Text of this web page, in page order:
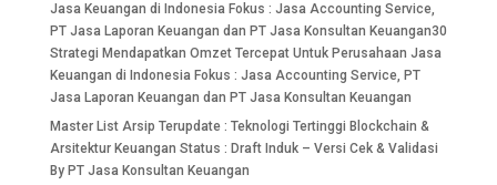
Jasa Keuangan di Indonesia Fokus : Jasa Accounting Service,
PT Jasa Laporan Keuangan dan PT Jasa Konsultan Keuangan30
Strategi Mendapatkan Omzet Tercepat Untuk Perusahaan Jasa
Keuangan di Indonesia Fokus : Jasa Accounting Service, PT
Jasa Laporan Keuangan dan PT Jasa Konsultan Keuangan
Master List Arsip Terupdate : Teknologi Tertinggi Blockchain &
Arsitektur Keuangan Status : Draft Induk – Versi Cek & Validasi
By PT Jasa Konsultan Keuangan